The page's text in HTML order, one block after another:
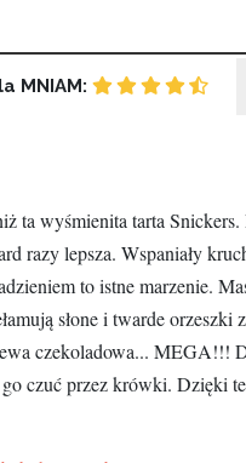
MNIAM:
ta wyśmienita tarta
razy lepsza. Wspaniały
to istne marzenie.
słone i twarde orzeszki
czekoladowa... MEGA!!!
czuć przez krówki. Dzięki